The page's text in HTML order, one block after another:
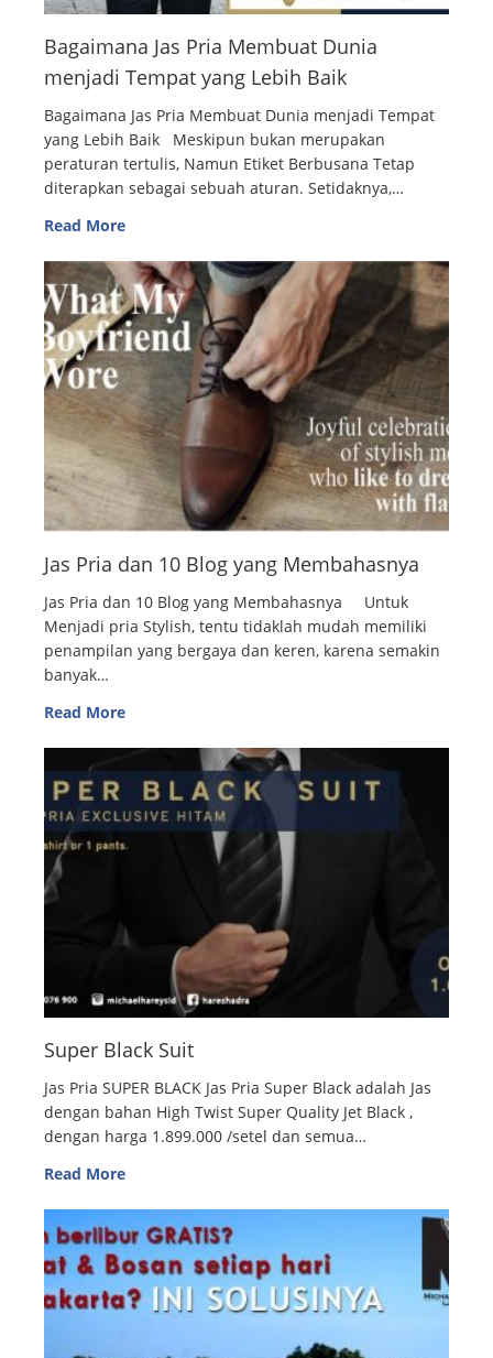
Bagaimana Jas Pria Membuat Dunia
menjadi Tempat yang Lebih Baik
Bagaimana Jas Pria Membuat Dunia menjadi Tempat
yang Lebih Baik Meskipun bukan merupakan
peraturan tertulis, Namun Etiket Berbusana Tetap
diterapkan sebagai sebuah aturan. Setidaknya,…
Read More
Jas Pria dan 10 Blog yang Membahasnya
Jas Pria dan 10 Blog yang Membahasnya Untuk
Menjadi pria Stylish, tentu tidaklah mudah memiliki
penampilan yang bergaya dan keren, karena semakin
banyak…
Read More
Super Black Suit
Jas Pria SUPER BLACK Jas Pria Super Black adalah Jas
dengan bahan High Twist Super Quality Jet Black ,
dengan harga 1.899.000 /setel dan semua…
Read More